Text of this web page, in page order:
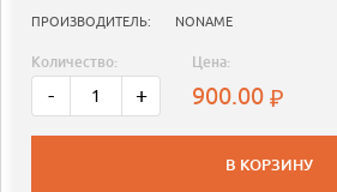
ПРОИЗВОДИТЕЛЬ: NONAME
Количество:
- +
Цена:
900.00
В КОРЗИНУ